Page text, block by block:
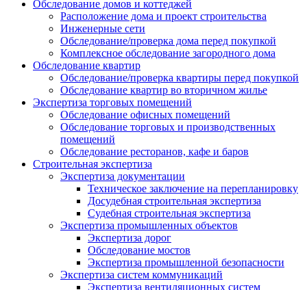
Обследование домов и коттеджей
Расположение дома и проект строительства
Инженерные сети
Обследование/проверка дома перед покупкой
Комплексное обследование загородного дома
Обследование квартир
Обследование/проверка квартиры перед покупкой
Обследование квартир во вторичном жилье
Экспертиза торговых помещений
Обследование офисных помещений
Обследование торговых и производственных
помещений
Обследование ресторанов, кафе и баров
Строительная экспертиза
Экспертиза документации
Техническое заключение на перепланировку
Досудебная строительная экспертиза
Судебная строительная экспертиза
Экспертиза промышленных объектов
Экспертиза дорог
Обследование мостов
Экспертиза промышленной безопасности
Экспертиза систем коммуникаций
Экспертиза вентиляционных систем